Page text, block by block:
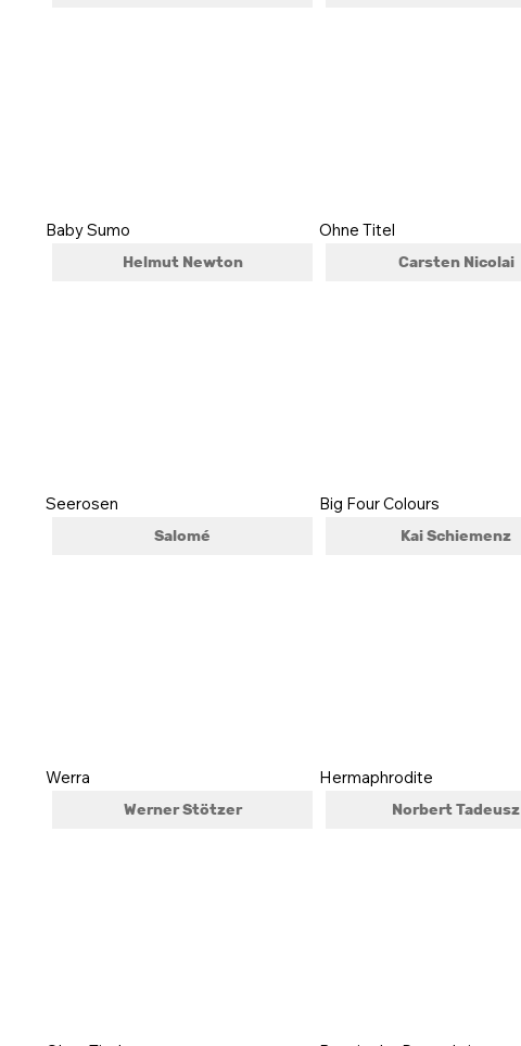
Baby Sumo
Helmut Newton
Ohne Titel
Carsten Nicolai
Seerosen
Salomé
Big Four Colours
Kai Schiemenz
Werra
Werner Stötzer
Hermaphrodite
Norbert Tadeusz